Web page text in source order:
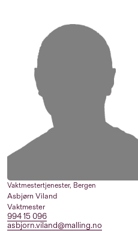
Vaktmestertjenester, Bergen
Asbjørn Viland
Vaktmester
994 15 096
asbjorn.viland@malling.no